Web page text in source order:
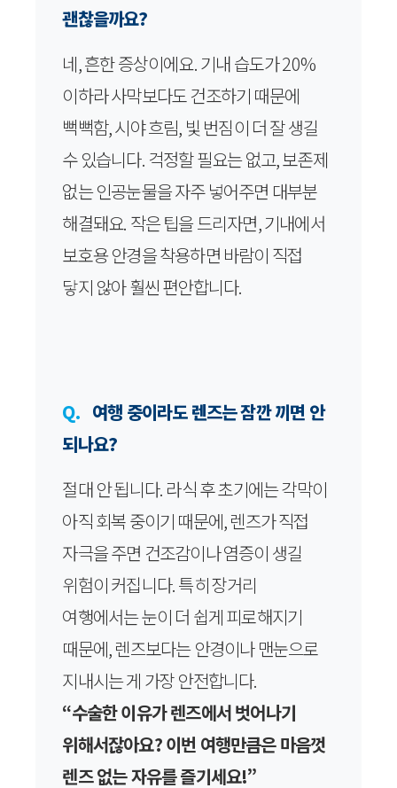
괜찮을까요?
네, 흔한 증상이에요. 기내 습도가 20%
이하라 사막보다도 건조하기 때문에
뻑뻑함, 시야 흐림, 빛 번짐이 더 잘 생길
수 있습니다. 걱정할 필요는 없고, 보존제
없는 인공눈물을 자주 넣어주면 대부분
해결돼요. 작은 팁을 드리자면, 기내에서
보호용 안경을 착용하면 바람이 직접
닿지 않아 훨씬 편안합니다.
Q. 여행 중이라도 렌즈는 잠깐 끼면 안
되나요?
절대 안 됩니다. 라식 후 초기에는 각막이
아직 회복 중이기 때문에, 렌즈가 직접
자극을 주면 건조감이나 염증이 생길
위험이 커집니다. 특히 장거리
여행에서는 눈이 더 쉽게 피로해지기
때문에, 렌즈보다는 안경이나 맨눈으로
지내시는 게 가장 안전합니다.
“수술한 이유가 렌즈에서 벗어나기
위해서잖아요? 이번 여행만큼은 마음껏
렌즈 없는 자유를 즐기세요!”